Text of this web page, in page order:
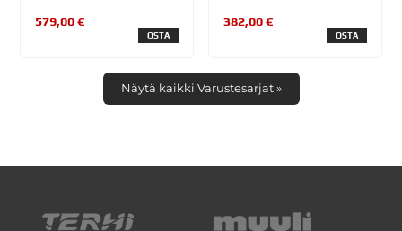
579,00 €
OSTA
382,00 €
OSTA
Näytä kaikki Varustesarjat »